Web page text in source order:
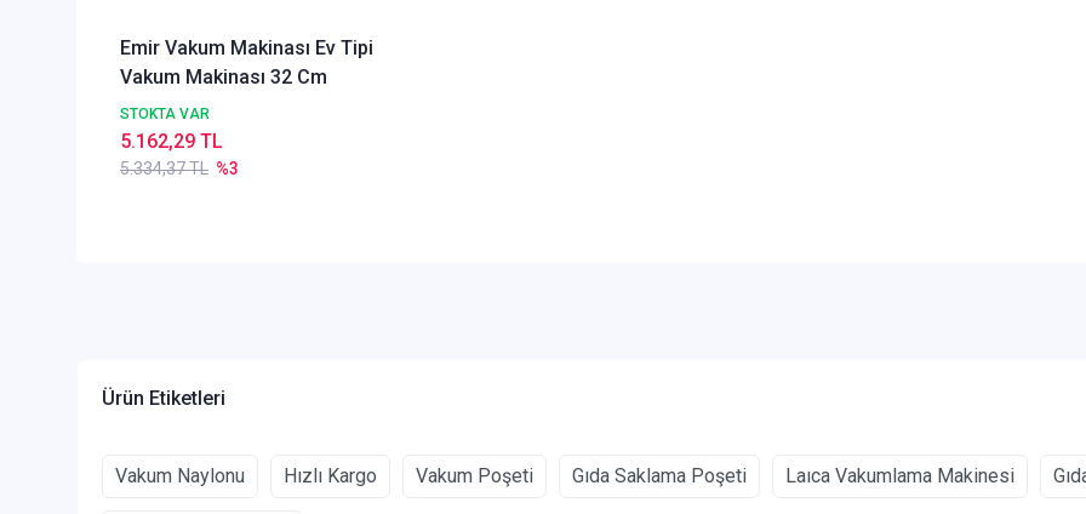
Emir Vakum Makinası Ev Tipi
Vakum Makinası 32 Cm
STOKTA VAR
5.334,37 TL %3
5.162,29 TL
Ürün Etiketleri
Vakum Naylonu Hızlı Kargo Vakum Poşeti Gıda Saklama Poşeti Laıca Vakumlama Makinesi